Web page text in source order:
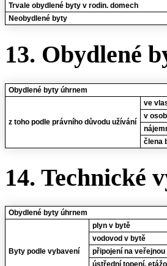
Trvale obydlené byty v rodin. domech
Neobydlené byty
13. Obydlené
Obydlené byty úhrnem
z toho podle právního důvodu užívání
ve
v
člena
14. Technické
Obydlené byty úhrnem
Byty podle vybavení
plyn v bytě
vodovod v bytě
připojení na